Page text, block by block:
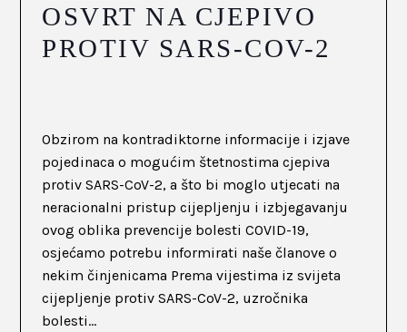
OSVRT NA CJEPIVO
PROTIV SARS-COV-2
Obzirom na kontradiktorne informacije i izjave
pojedinaca o mogućim štetnostima cjepiva
protiv SARS-CoV-2, a što bi moglo utjecati na
neracionalni pristup cijepljenju i izbjegavanju
ovog oblika prevencije bolesti COVID-19,
osjećamo potrebu informirati naše članove o
nekim činjenicama Prema vijestima iz svijeta
cijepljenje protiv SARS-CoV-2, uzročnika
bolesti...